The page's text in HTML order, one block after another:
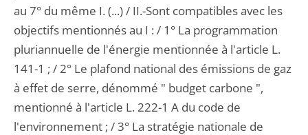
au 7° du même I. (...) / II.-Sont compatibles avec les
objectifs mentionnés au I : / 1° La programmation
pluriannuelle de l'énergie mentionnée à l'article L.
141-1 ; / 2° Le plafond national des émissions de gaz
à effet de serre, dénommé " budget carbone ",
mentionné à l'article L. 222-1 A du code de
l'environnement ; / 3° La stratégie nationale de